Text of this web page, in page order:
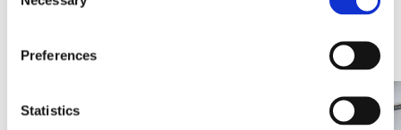
Selection
Preferences
Statistics
: comment gérer tous ces écrans de manière efficace, sûre et
Discover this article